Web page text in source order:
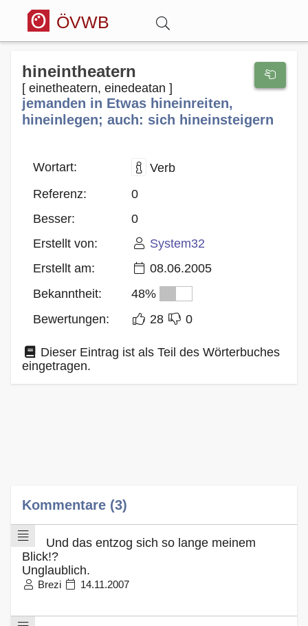
ÖVWB
Anmelden
Wörterbuch
Forum
hineintheatern
[ einetheatern, einedeatan ]
jemanden in Etwas hineinreiten,
hineinlegen; auch: sich hineinsteigern
Wortart:
Verb
Referenz:
0
Besser:
0
Erstellt von:
System32
Erstellt am:
08.06.2005
Bekanntheit:
48%
Bewertungen:
28 0
Dieser Eintrag ist als Teil des Wörterbuches
eingetragen.
Kommentare (3)
Und das entzog sich so lange meinem
Blick!?
Unglaublich.
Brezi 14.11.2007